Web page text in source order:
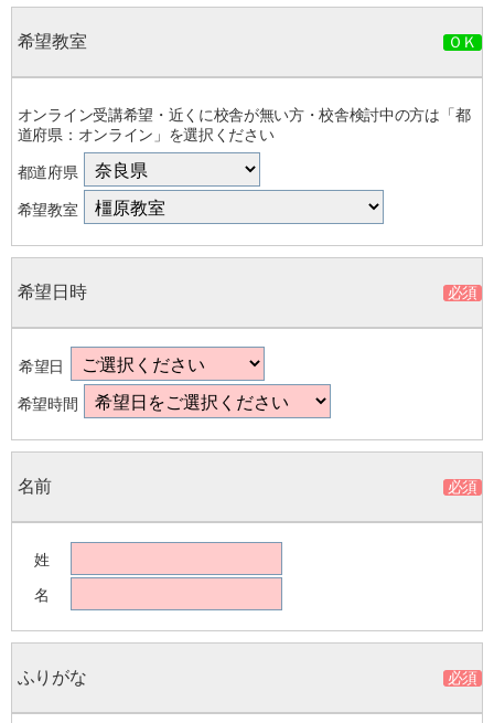
希望教室
オンライン受講希望・近くに校舎が無い方・校舎検討中の方は「都
道府県：オンライン」を選択ください
都道府県
希望教室
希望日時
希望日
希望時間
名前
姓
名
ふりがな